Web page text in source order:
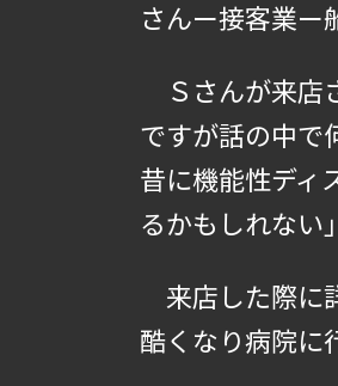
さんー接客業ー
Ｓさんが来店
ですが話の中で
昔に機能性ディ
るかもしれない
来店した際に
酷くなり病院に